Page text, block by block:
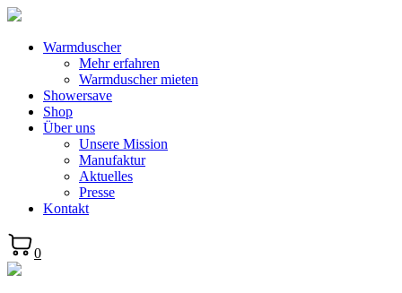
Warmduscher
Mehr erfahren
Warmduscher mieten
Showersave
Shop
Über uns
Unsere Mission
Manufaktur
Aktuelles
Presse
Kontakt
0